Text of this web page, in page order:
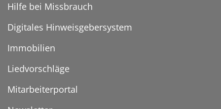
Hilfe bei Missbrauch
Digitales Hinweisgebersystem
Immobilien
Liedvorschläge
Mitarbeiterportal